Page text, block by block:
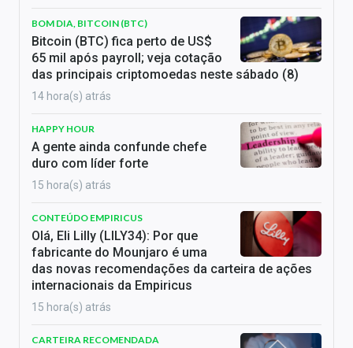
BOM DIA, BITCOIN (BTC)
Bitcoin (BTC) fica perto de US$
65 mil após payroll; veja cotação
das principais criptomoedas neste sábado (8)
14 hora(s) atrás
HAPPY HOUR
A gente ainda confunde chefe
duro com líder forte
15 hora(s) atrás
CONTEÚDO EMPIRICUS
Olá, Eli Lilly (LILY34): Por que
fabricante do Mounjaro é uma
das novas recomendações da carteira de ações
internacionais da Empiricus
15 hora(s) atrás
CARTEIRA RECOMENDADA